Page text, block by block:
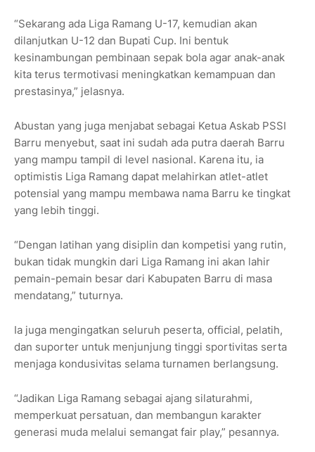
“Sekarang ada Liga Ramang U-17, kemudian akan
dilanjutkan U-12 dan Bupati Cup. Ini bentuk
kesinambungan pembinaan sepak bola agar anak-anak
kita terus termotivasi meningkatkan kemampuan dan
prestasinya,” jelasnya.
Abustan yang juga menjabat sebagai Ketua Askab PSSI
Barru menyebut, saat ini sudah ada putra daerah Barru
yang mampu tampil di level nasional. Karena itu, ia
optimistis Liga Ramang dapat melahirkan atlet-atlet
potensial yang mampu membawa nama Barru ke tingkat
yang lebih tinggi.
“Dengan latihan yang disiplin dan kompetisi yang rutin,
bukan tidak mungkin dari Liga Ramang ini akan lahir
pemain-pemain besar dari Kabupaten Barru di masa
mendatang,” tuturnya.
Ia juga mengingatkan seluruh peserta, official, pelatih,
dan suporter untuk menjunjung tinggi sportivitas serta
menjaga kondusivitas selama turnamen berlangsung.
“Jadikan Liga Ramang sebagai ajang silaturahmi,
memperkuat persatuan, dan membangun karakter
generasi muda melalui semangat fair play,” pesannya.